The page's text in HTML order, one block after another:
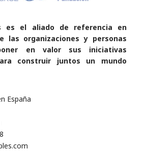
es el aliado de referencia en
las organizaciones y personas
en valor sus iniciativas
construir juntos un mundo
España